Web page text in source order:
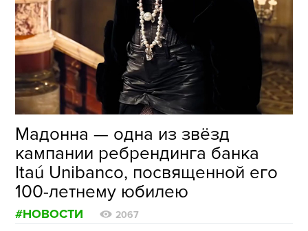
Мадонна — одна из звёзд
кампании ребрендинга банка
Itaú Unibanco, посвященной его
100-летнему юбилею
#НОВОСТИ 2067
ФОТОГРАФИЯ
ТИПОГРАФИКА
ИСТОРИИ БРЕНДОВ
РЕКЛАМА
КОНТАКТЫ